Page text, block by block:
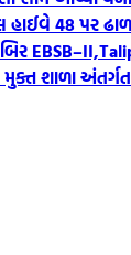
48 પર
શાળા અંતર્ગત